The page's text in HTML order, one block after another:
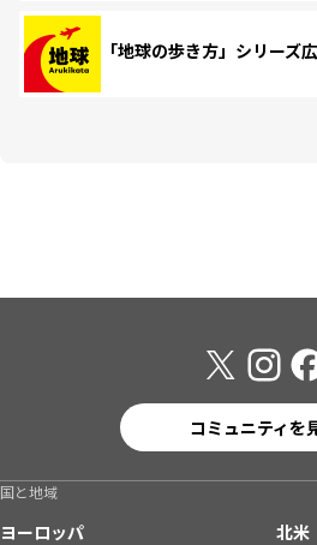
「地球の歩き方」シリーズ
コミュニティを
国と地域
ヨーロッパ
北米